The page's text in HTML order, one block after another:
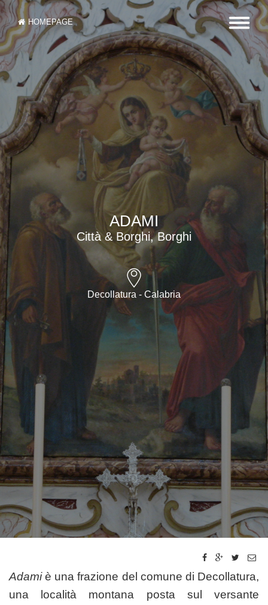
HOMEPAGE
ADAMI
Città & Borghi, Borghi
Decollatura - Calabria
Adamiè una frazione del comune di Decollatura,
una località montana posta sul versante